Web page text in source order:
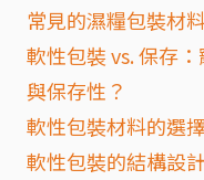
常見的濕糧包裝材
軟性包裝 vs. 保存
與保存性？
軟性包裝材料的選
軟性包裝的結構設計